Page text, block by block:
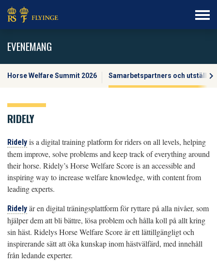
EVENEMANG
Horse Welfare Summit 2026 Samarbetspartners och utställare
keyboard_arrow_right
RIDELY
Ridely is a digital training platform for riders on all levels, helping
them improve, solve problems and keep track of everything around
their horse. Ridely’s Horse Welfare Score is an accessible and
inspiring way to increase welfare knowledge, with content from
leading experts.
Ridely är en digital träningsplattform för ryttare på alla nivåer, som
hjälper dem att bli bättre, lösa problem och hålla koll på allt kring
sin häst. Ridelys Horse Welfare Score är ett lättillgängligt och
inspirerande sätt att öka kunskap inom hästvälfärd, med innehåll
från ledande experter.